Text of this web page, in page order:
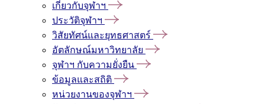
เกี่ยวกับจุฬาฯ
ประวัติจุฬาฯ
วิสัยทัศน์และยุทธศาสตร์
อัตลักษณ์มหาวิทยาลัย
จุฬาฯ กับความยั่งยืน
ข้อมูลและสถิติ
หน่วยงานของจุฬาฯ